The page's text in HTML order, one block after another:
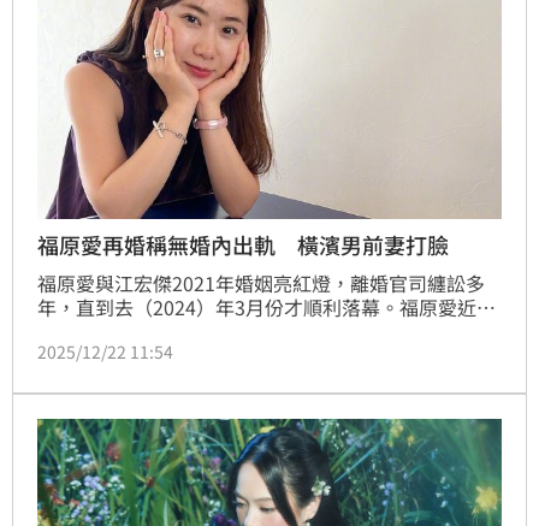
福原愛再婚稱無婚內出軌 橫濱男前妻打臉
福原愛與江宏傑2021年婚姻亮紅燈，離婚官司纏訟多
年，直到去（2024）年3月份才順利落幕。福原愛近日
直擊的「橫濱大谷翔平」，雖然福原愛表示兩人正式交
曾爆料，兩人尚未離婚前就發現福原愛寫給橫濱男的曖
昧情書。
2025/12/22 11:54